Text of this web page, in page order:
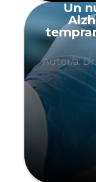
Un
Autor/a: